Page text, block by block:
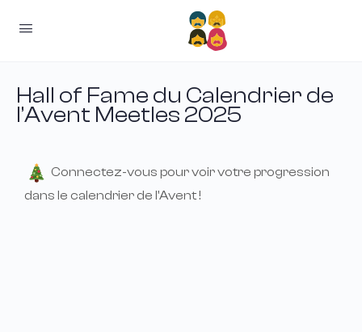
Hall of Fame du Calendrier de
l’Avent Meetles 2025
Connectez-vous pour voir votre progression
dans le calendrier de l'Avent !